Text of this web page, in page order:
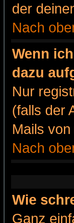
der
Nach
Wenn
dazu
Nur
(falls der
Mails
Nach
Wie
Ganz